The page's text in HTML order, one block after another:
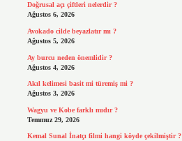
Doğrusal açı çiftleri nelerdir ?
Ağustos 6, 2026
Avokado cilde beyazlatır mı ?
Ağustos 5, 2026
Ay burcu neden önemlidir ?
Ağustos 4, 2026
Akıl kelimesi basit mi türemiş mi ?
Ağustos 3, 2026
Wagyu ve Kobe farklı mıdır ?
Temmuz 29, 2026
Kemal Sunal İnatçı filmi hangi köyde çekilmiştir ?